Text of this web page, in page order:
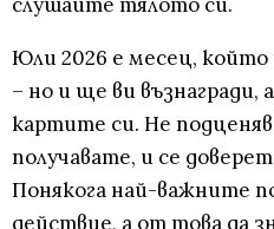
Юли 2026 е месец,
– но и ще ви възнагради,
картите си. Не
получавате, и се
Понякога най-важните
действие, а от това да